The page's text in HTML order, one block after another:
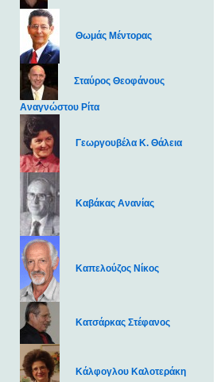
Θωμάς Μέντορας
Σταύρος Θεοφάνους
Αναγνώστου Ρίτα
Γεωργουβέλα Κ. Θάλεια
Καβάκας Ανανίας
Καπελούζος Νίκος
Κατσάρκας Στέφανος
Κάλφογλου Καλοτεράκη